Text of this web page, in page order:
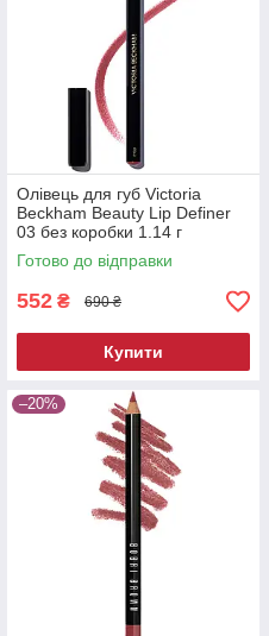
Олівець для губ Victoria
Beckham Beauty Lip Definer
03 без коробки 1.14 г
Готово до відправки
552 ₴ 690 ₴
Купити
–20%